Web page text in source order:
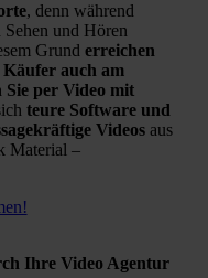
, denn während
Sehen und Hören
Grund erreichen
auch am
Sie per Video mit
teure Software und
Videosaus
Material –
Ihre Video Agentur